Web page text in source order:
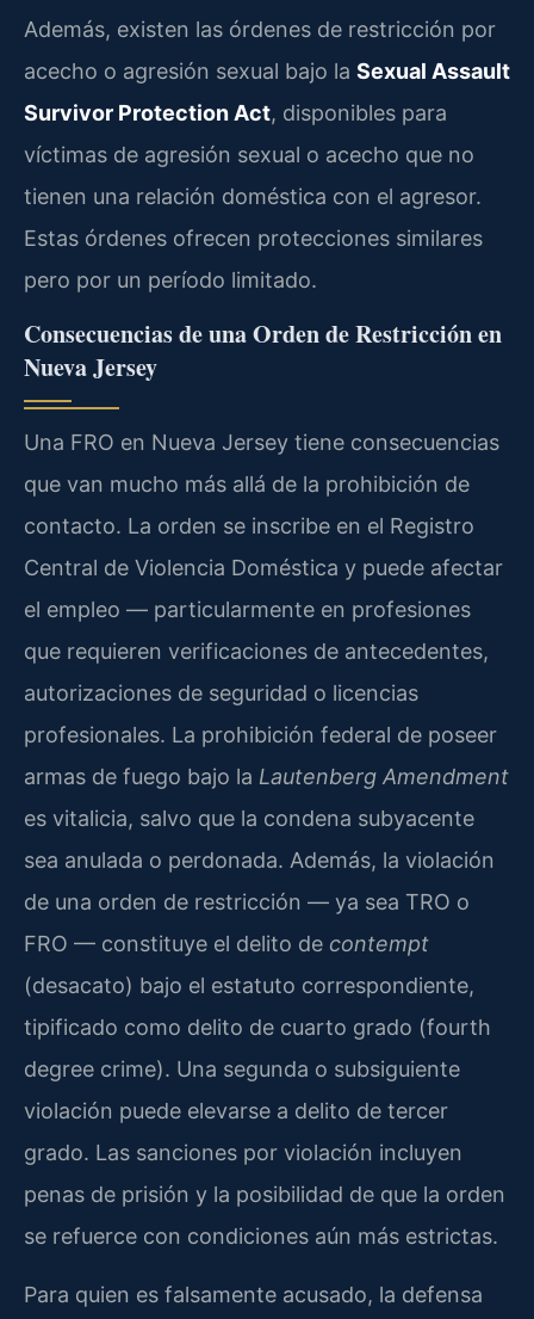
Además, existen las órdenes de restricción por
acecho o agresión sexual bajo la Sexual Assault
Survivor Protection Act, disponibles para
víctimas de agresión sexual o acecho que no
tienen una relación doméstica con el agresor.
Estas órdenes ofrecen protecciones similares
pero por un período limitado.
Consecuencias de una Orden de Restricción en
Nueva Jersey
Una FRO en Nueva Jersey tiene consecuencias
que van mucho más allá de la prohibición de
contacto. La orden se inscribe en el Registro
Central de Violencia Doméstica y puede afectar
el empleo — particularmente en profesiones
que requieren verificaciones de antecedentes,
autorizaciones de seguridad o licencias
profesionales. La prohibición federal de poseer
armas de fuego bajo la Lautenberg Amendment
es vitalicia, salvo que la condena subyacente
sea anulada o perdonada. Además, la violación
de una orden de restricción — ya sea TRO o
FRO — constituye el delito de contempt
(desacato) bajo el estatuto correspondiente,
tipificado como delito de cuarto grado (fourth
degree crime). Una segunda o subsiguiente
violación puede elevarse a delito de tercer
grado. Las sanciones por violación incluyen
penas de prisión y la posibilidad de que la orden
se refuerce con condiciones aún más estrictas.
Para quien es falsamente acusado, la defensa